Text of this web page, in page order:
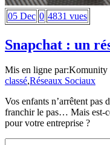
05 Dec 0 4831 vues
Snapchat : un
Mis en ligne par:Komunity
classé,Réseaux Sociaux
Vos enfants n’arrêtent pas
franchir le pas… Mais est-
pour votre entreprise ?